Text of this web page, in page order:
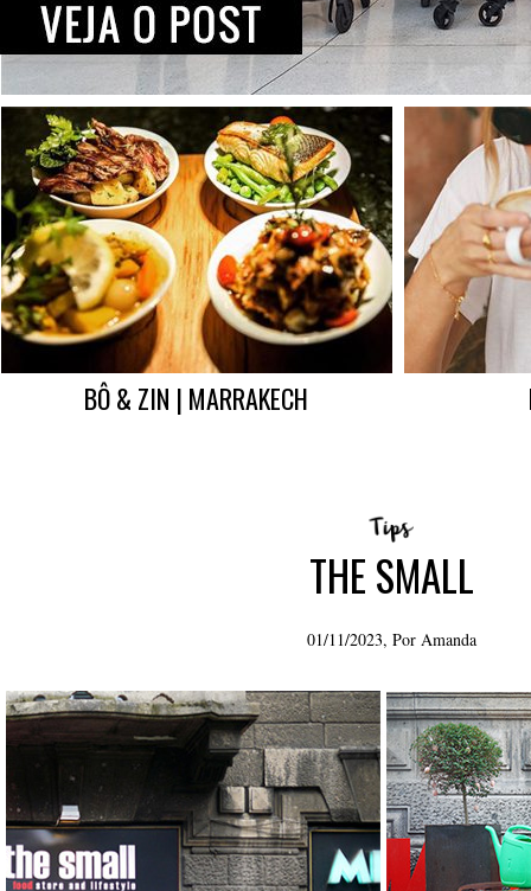
BÔ & ZIN | MARRAKECH
THE SMALL
01/11/2023, Por Amanda